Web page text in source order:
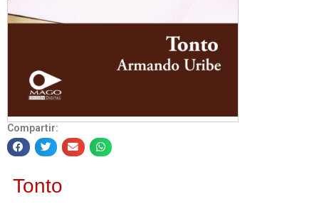
Compartir:
Tonto